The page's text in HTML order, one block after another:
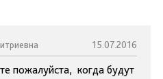
15.07.2016
пожалуйста, когда будут